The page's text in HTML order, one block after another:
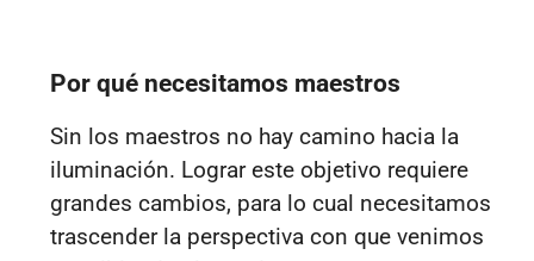
Por qué necesitamos maestros
Sin los maestros no hay camino hacia la
iluminación. Lograr este objetivo requiere
grandes cambios, para lo cual necesitamos
trascender la perspectiva con que venimos